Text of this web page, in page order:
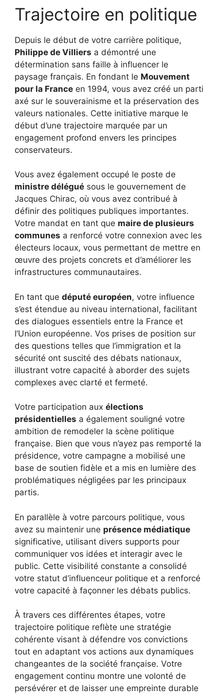
Trajectoire en politique
Depuis le début de votre carrière politique,
Philippe de Villiers a démontré une
détermination sans faille à influencer le
paysage français. En fondant le Mouvement
pour la France en 1994, vous avez créé un parti
axé sur le souverainisme et la préservation des
valeurs nationales. Cette initiative marque le
début d’une trajectoire marquée par un
engagement profond envers les principes
conservateurs.
Vous avez également occupé le poste de
ministre délégué sous le gouvernement de
Jacques Chirac, où vous avez contribué à
définir des politiques publiques importantes.
Votre mandat en tant que maire de plusieurs
communes a renforcé votre connexion avec les
électeurs locaux, vous permettant de mettre en
œuvre des projets concrets et d’améliorer les
infrastructures communautaires.
En tant que député européen, votre influence
s’est étendue au niveau international, facilitant
des dialogues essentiels entre la France et
l’Union européenne. Vos prises de position sur
des questions telles que l’immigration et la
sécurité ont suscité des débats nationaux,
illustrant votre capacité à aborder des sujets
complexes avec clarté et fermeté.
Votre participation aux élections
présidentielles a également souligné votre
ambition de remodeler la scène politique
française. Bien que vous n’ayez pas remporté la
présidence, votre campagne a mobilisé une
base de soutien fidèle et a mis en lumière des
problématiques négligées par les principaux
partis.
En parallèle à votre parcours politique, vous
avez su maintenir une présence médiatique
significative, utilisant divers supports pour
communiquer vos idées et interagir avec le
public. Cette visibilité constante a consolidé
votre statut d’influenceur politique et a renforcé
votre capacité à façonner les débats publics.
À travers ces différentes étapes, votre
trajectoire politique reflète une stratégie
cohérente visant à défendre vos convictions
tout en adaptant vos actions aux dynamiques
changeantes de la société française. Votre
engagement continu montre une volonté de
persévérer et de laisser une empreinte durable